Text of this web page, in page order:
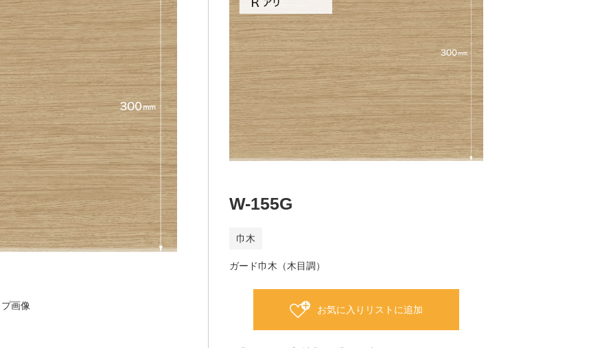
画像
W-155G
巾木
ガード巾木（木目調）
お気に入りリストに追加